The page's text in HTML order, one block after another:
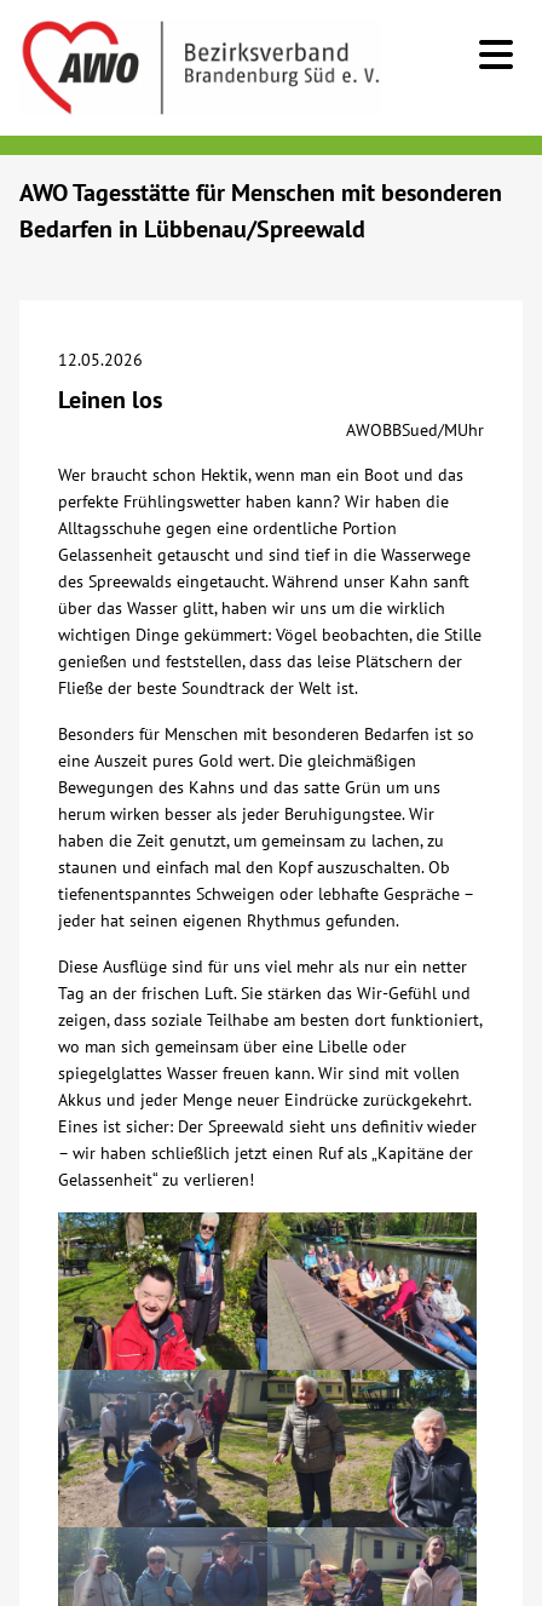
Senioren
Bildung
Über uns
Veranstaltungen
Spenden
Mitmachen
Karriere
Ausbildung
Glossar
Suche
Kontakt
AWO BB Süd
AWO Tagesstätte für Menschen mit besonderen
Bedarfen in Lübbenau/Spreewald
12.05.2026
Leinen los
AWOBBSued/MUhr
Wer braucht schon Hektik, wenn man ein Boot und das
perfekte Frühlingswetter haben kann? Wir haben die
Alltagsschuhe gegen eine ordentliche Portion
Gelassenheit getauscht und sind tief in die Wasserwege
des Spreewalds eingetaucht. Während unser Kahn sanft
über das Wasser glitt, haben wir uns um die wirklich
wichtigen Dinge gekümmert: Vögel beobachten, die Stille
genießen und feststellen, dass das leise Plätschern der
Fließe der beste Soundtrack der Welt ist.
Besonders für Menschen mit besonderen Bedarfen ist so
eine Auszeit pures Gold wert. Die gleichmäßigen
Bewegungen des Kahns und das satte Grün um uns
herum wirken besser als jeder Beruhigungstee. Wir
haben die Zeit genutzt, um gemeinsam zu lachen, zu
staunen und einfach mal den Kopf auszuschalten. Ob
tiefenentspanntes Schweigen oder lebhafte Gespräche –
jeder hat seinen eigenen Rhythmus gefunden.
Diese Ausflüge sind für uns viel mehr als nur ein netter
Tag an der frischen Luft. Sie stärken das Wir-Gefühl und
zeigen, dass soziale Teilhabe am besten dort funktioniert,
wo man sich gemeinsam über eine Libelle oder
spiegelglattes Wasser freuen kann. Wir sind mit vollen
Akkus und jeder Menge neuer Eindrücke zurückgekehrt.
Eines ist sicher: Der Spreewald sieht uns definitiv wieder
– wir haben schließlich jetzt einen Ruf als „Kapitäne der
Gelassenheit“ zu verlieren!